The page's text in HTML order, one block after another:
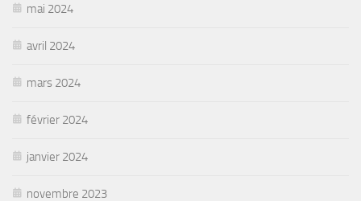
mai 2024
avril 2024
mars 2024
février 2024
janvier 2024
novembre 2023